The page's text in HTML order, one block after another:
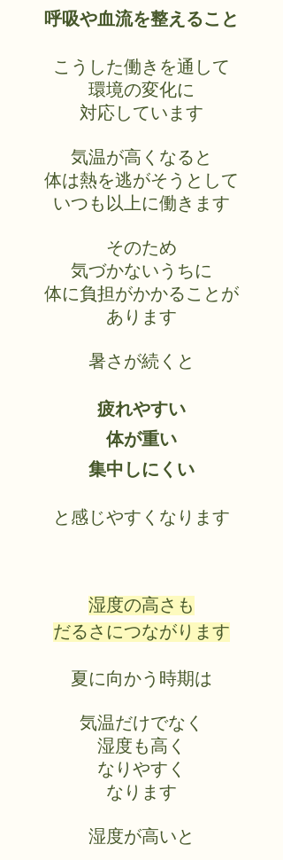
呼吸や血流を整えること
こうした働きを通して
環境の変化に
対応しています
気温が高くなると
体は熱を逃がそうとして
いつも以上に働きます
そのため
気づかないうちに
体に負担がかかることが
あります
暑さが続くと
疲れやすい
体が重い
集中しにくい
と感じやすくなります
湿度の高さも
だるさにつながります
夏に向かう時期は
気温だけでなく
湿度も高く
なりやすく
なります
湿度が高いと